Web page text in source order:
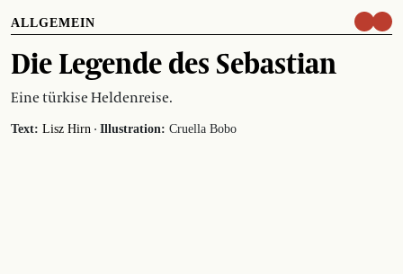
ALLGEMEIN
Die Legende des Sebastian
Eine türkise Heldenreise.
Text: Lisz Hirn · Illustration: Cruella Bobo